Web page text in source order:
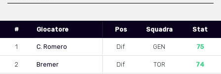
# Giocatore Pos Squadra Stat
1 C. Romero Dif GEN 75
2 Bremer Dif TOR 74